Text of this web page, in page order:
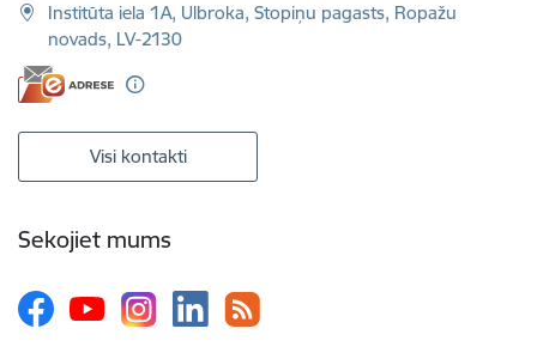
Institūta iela 1A, Ulbroka, Stopiņu pagasts, Ropažu
novads, LV-2130
Visi kontakti
Sekojiet mums